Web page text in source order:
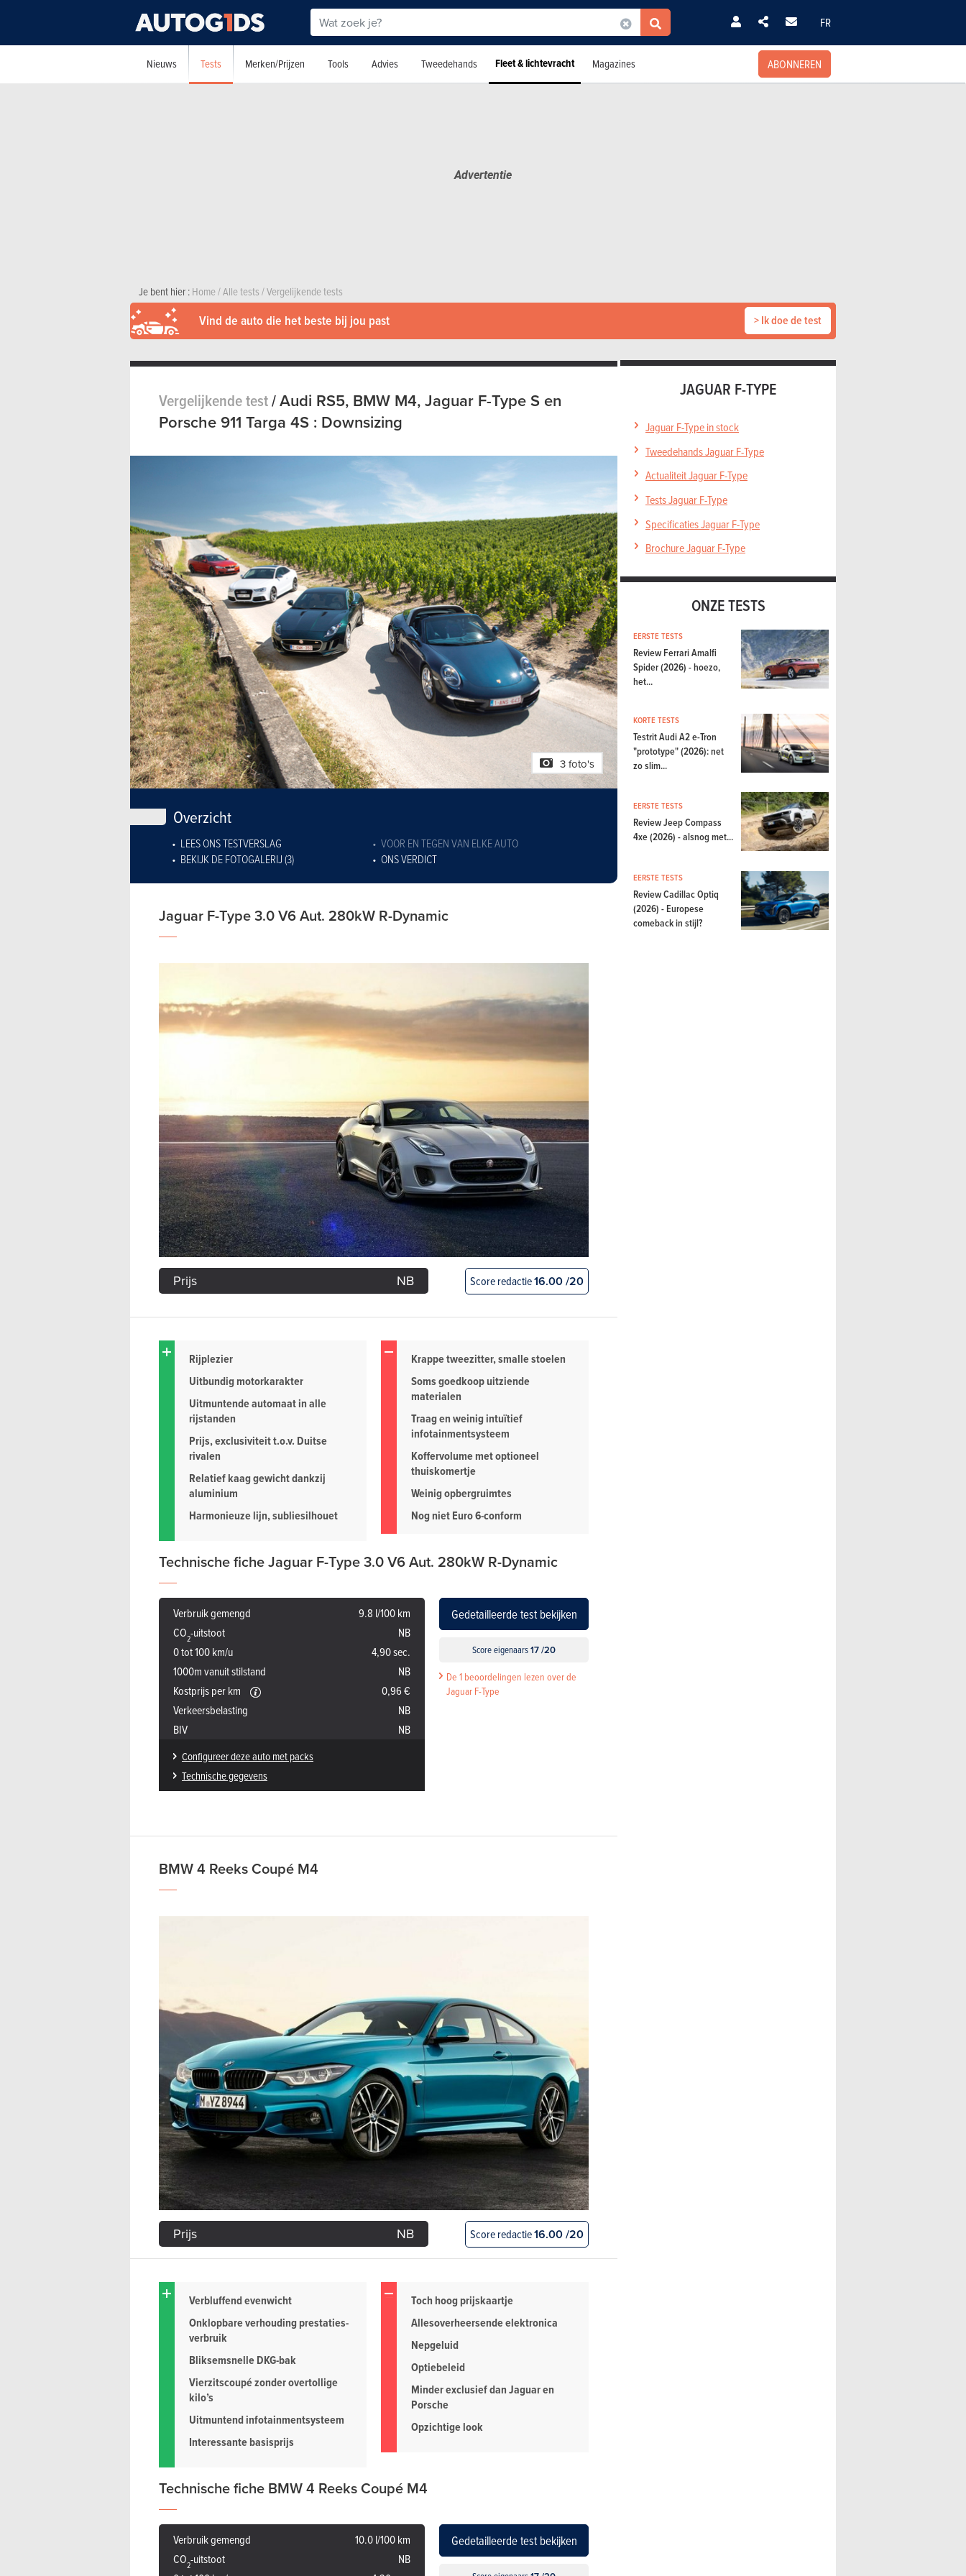
FR
Nieuws Tests Merken/Prijzen Tools Advies Tweedehands Fleet & lichtevracht Magazines ABONNEREN
Je bent hier :Home/Alle tests/Vergelijkende tests
Vind de auto die het beste bij jou past > Ik doe de test
Vergelijkende test/Audi RS5, BMW M4, Jaguar F-Type S en
Porsche 911 Targa 4S : Downsizing
3 foto's
Overzicht
LEES ONS TESTVERSLAG
VOOR EN TEGEN VAN ELKE AUTO
BEKIJK DE FOTOGALERIJ (3)
ONS VERDICT
Jaguar F-Type 3.0 V6 Aut. 280kW R-Dynamic
Prijs NB Score redactie16.00 /20
Rijplezier
Uitbundig motorkarakter
Uitmuntende automaat in alle
rijstanden
Prijs, exclusiviteit t.o.v. Duitse
rivalen
Relatief kaag gewicht dankzij
aluminium
Harmonieuze lijn, subliesilhouet
Krappe tweezitter, smalle stoelen
Soms goedkoop uitziende
materialen
Traag en weinig intuïtief
infotainmentsysteem
Koffervolume met optioneel
thuiskomertje
Weinig opbergruimtes
Nog niet Euro 6-conform
Technische fiche Jaguar F-Type 3.0 V6 Aut. 280kW R-Dynamic
Verbruik gemengd
9.8 l/100 km
CO2-uitstoot
NB
0 tot 100 km/u
4,90 sec.
1000m vanuit stilstand
NB
Kostprijs per km
0,96 €
Verkeersbelasting
NB
BIV
NB
Configureer deze auto met packs
Technische gegevens
Gedetailleerde test bekijken
Score eigenaars17 /20
De 1 beoordelingen lezen over de
Jaguar F-Type
BMW 4 Reeks Coupé M4
Prijs NB Score redactie16.00 /20
Verbluffend evenwicht
Onklopbare verhouding prestaties-
verbruik
Bliksemsnelle DKG-bak
Vierzitscoupé zonder overtollige
kilo’s
Uitmuntend infotainmentsysteem
Interessante basisprijs
Toch hoog prijskaartje
Allesoverheersende elektronica
Nepgeluid
Optiebeleid
Minder exclusief dan Jaguar en
Porsche
Opzichtige look
Technische fiche BMW 4 Reeks Coupé M4
Verbruik gemengd
10.0 l/100 km
CO2-uitstoot
NB
Gedetailleerde test bekijken
JAGUAR F-TYPE
Jaguar F-Type in stock
Tweedehands Jaguar F-Type
Actualiteit Jaguar F-Type
Tests Jaguar F-Type
Specificaties Jaguar F-Type
Brochure Jaguar F-Type
ONZE TESTS
EERSTE TESTS
Review Ferrari Amalfi
Spider (2026) - hoezo,
het...
KORTE TESTS
Testrit Audi A2 e-Tron
"prototype" (2026): net
zo slim...
EERSTE TESTS
Review Jeep Compass
4xe (2026) - alsnog met...
EERSTE TESTS
Review Cadillac Optiq
(2026) - Europese
comeback in stijl?